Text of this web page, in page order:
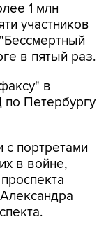
1 млн
участников
в пятый раз.
в
Петербургу
с портретами
в войне,